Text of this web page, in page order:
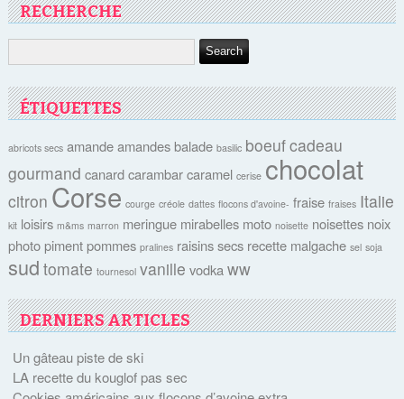
RECHERCHE
ÉTIQUETTES
abricots secs amande amandes balade basilic boeufcadeau
gourmand canard carambar caramel cerise chocolat
citron Corse courge créole dattes flocons d'avoine- fraise fraises Italie
kit loisirs m&ms marron meringue mirabelles moto noisette noisettes noix
photo piment pommes pralines raisins secs recette malgache sel soja
sud tomate tournesol vanille vodka ww
DERNIERS ARTICLES
Un gâteau piste de ski
LA recette du kouglof pas sec